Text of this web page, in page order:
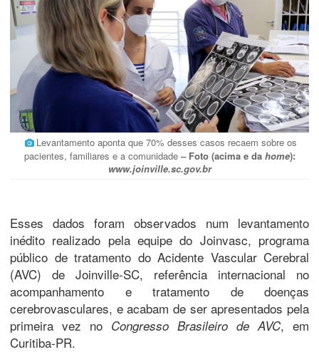
Levantamento aponta que 70% desses casos recaem sobre os
pacientes, familiares e a comunidade – Foto (acima e da home):
www.joinville.sc.gov.br
Esses dados foram observados num levantamento
inédito realizado pela equipe do Joinvasc, programa
público de tratamento do Acidente Vascular Cerebral
(AVC) de Joinville-SC, referência internacional no
acompanhamento e tratamento de doenças
cerebrovasculares, e acabam de ser apresentados pela
primeira vez no Congresso Brasileiro de AVC, em
Curitiba-PR.